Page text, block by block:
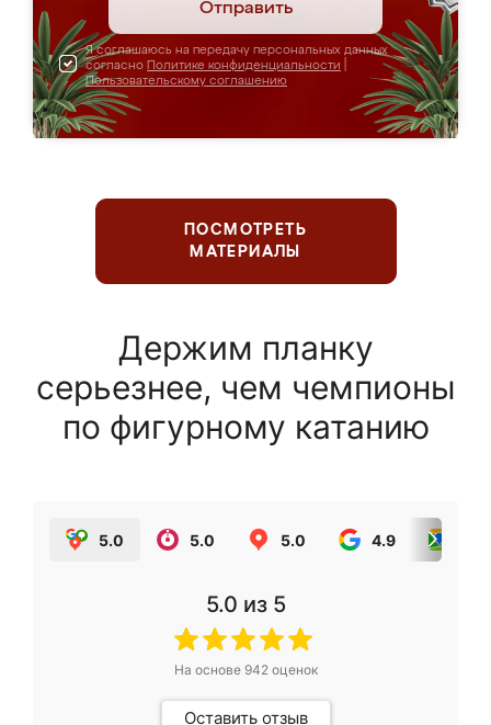
Отправить
Я соглашаюсь на передачу персональных данных
согласно Политике конфиденциальности
Пользовательскому соглашению
ПОСМОТРЕТЬ
МАТЕРИАЛЫ
Держим планку
серьезнее, чем чемпионы
по фигурному катанию
5.0 5.0 5.0 4.9
5.0 из 5
На основе 942оценок
Оставить отзыв